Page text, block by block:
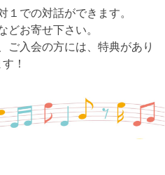
１での対話ができます。
どお寄せ下さい。
ご入会の方には、特典があり
す！